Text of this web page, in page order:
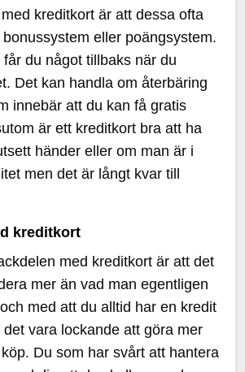
kreditkort är att dessa ofta
eller poängsystem.
du något tillbaks när du
Det kan handla om återbäring
innebär att du kan få gratis
är ett kreditkort bra att ha
händer eller om man är i
men det är långt kvar till
kreditkort
med kreditkort är att det
mer än vad man egentligen
med att du alltid har en kredit
vara lockande att göra mer
Du som har svårt att hantera